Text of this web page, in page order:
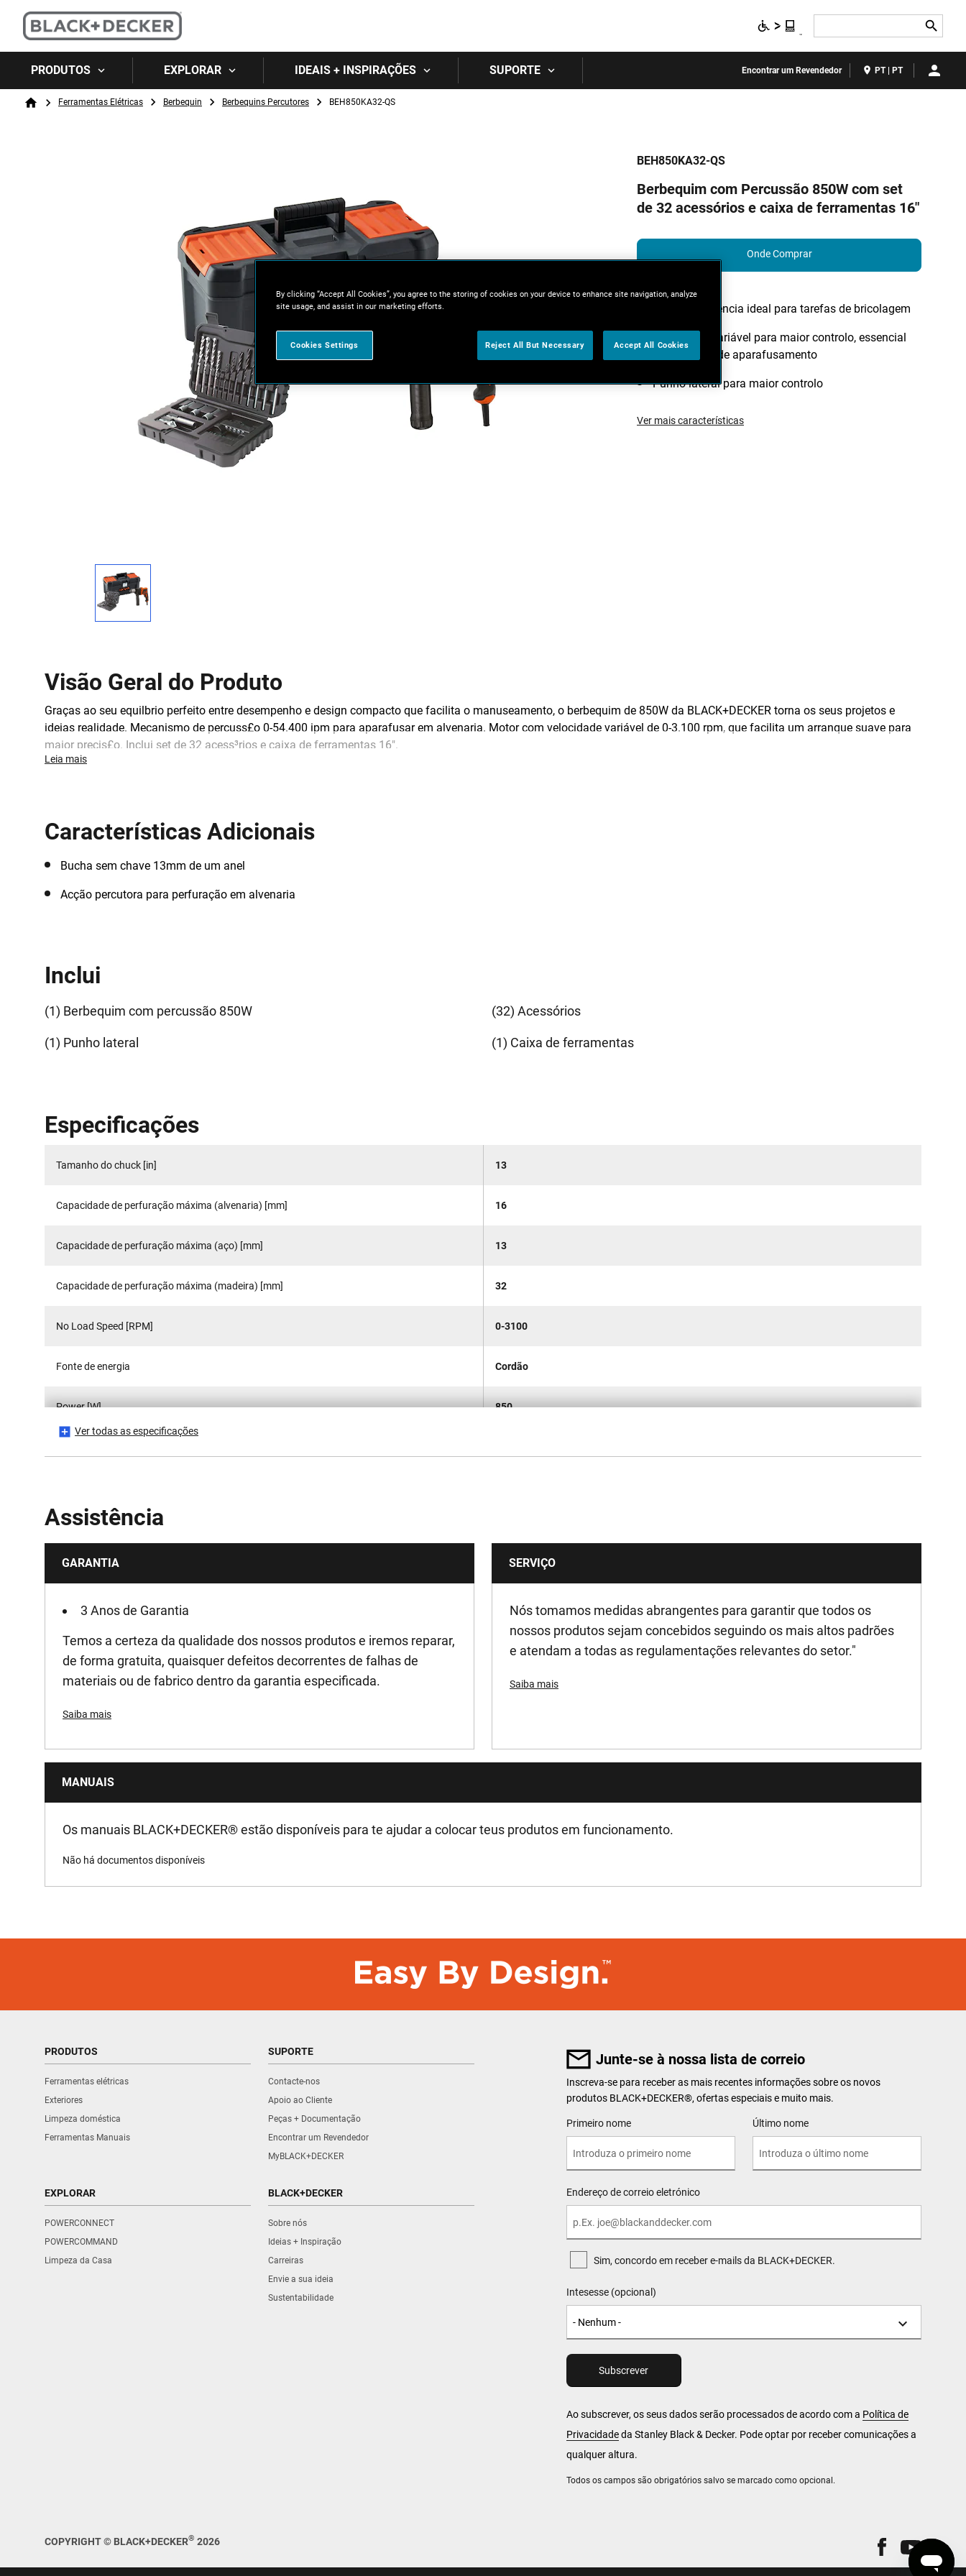
PRODUTOS EXPLORAR IDEAIS + INSPIRAÇÕES SUPORTE Encontrar um Revendedor PT | PT
Breadcrumb
HomeFerramentas Elétricas Berbequin Berbequins Percutores BEH850KA32-QS
BEH850KA32-QS
Berbequim com Percussão 850W com set
de 32 acessórios e caixa de ferramentas 16"
Onde Comprar
850W de potência ideal para tarefas de bricolagem
Velocidade variável para maior controlo, essencial
para tarefas de aparafusamento
Punho lateral para maior controlo
Ver mais características
Visão Geral do Produto
Graças ao seu equil­brio perfeito entre desempenho e design compacto que facilita o manuseamento, o berbequim de 850W da BLACK+DECKER torna os seus projetos e
ideias realidade. Mecanismo de percuss£o 0-54.400 ipm para aparafusar em alvenaria. Motor com velocidade variável de 0-3.100 rpm, que facilita um arranque suave para
maior precis£o. Inclui set de 32 acess³rios e caixa de ferramentas 16".
Leia mais
Características Adicionais
Bucha sem chave 13mm de um anel
Acção percutora para perfuração em alvenaria
Inclui
(1) Berbequim com percussão 850W
(1) Punho lateral
(32) Acessórios
(1) Caixa de ferramentas
Especificações
Tamanho do chuck [in] 13
Capacidade de perfuração máxima (alvenaria) [mm] 16
Capacidade de perfuração máxima (aço) [mm] 13
Capacidade de perfuração máxima (madeira) [mm] 32
No Load Speed [RPM] 0-3100
Fonte de energia Cordão
Power [W] 850
Ver todas as especificações
Assistência
GARANTIA
3 Anos de Garantia
Temos a certeza da qualidade dos nossos produtos e iremos reparar,
de forma gratuita, quaisquer defeitos decorrentes de falhas de
materiais ou de fabrico dentro da garantia especificada.
Saiba mais
SERVIÇO
Nós tomamos medidas abrangentes para garantir que todos os
nossos produtos sejam concebidos seguindo os mais altos padrões
e atendam a todas as regulamentações relevantes do setor."
Saiba mais
MANUAIS
Os manuais BLACK+DECKER®estão disponíveis para te ajudar a colocar teus produtos em funcionamento.
Não há documentos disponíveis
PRODUTOS
Ferramentas elétricas
Exteriores
Limpeza doméstica
Ferramentas Manuais
SUPORTE
Contacte-nos
Apoio ao Cliente
Peças + Documentação
Encontrar um Revendedor
MyBLACK+DECKER
EXPLORAR
POWERCONNECT
POWERCOMMAND
Limpeza da Casa
BLACK+DECKER
Sobre nós
Ideias + Inspiração
Carreiras
Envie a sua ideia
Sustentabilidade
Junte-se à nossa lista de correio
Todos os campos são obrigatórios salvo se marcado como opcional.
Inscreva-se para receber as mais recentes informações sobre os novos
produtos BLACK+DECKER®, ofertas especiais e muito mais.
User Details
Primeiro nome Último nome
Endereço de correio eletrónico
Sim, concordo em receber e-mails da BLACK+DECKER.
Intesesse (opcional)
Ao subscrever, os seus dados serão processados de acordo com a Política de
Privacidadeda Stanley Black & Decker. Pode optar por receber comunicações a
qualquer altura.
COPYRIGHT © BLACK+DECKER® 2026
By clicking “Accept All Cookies”, you agree to the storing of cookies on your device to enhance site navigation, analyze
site usage, and assist in our marketing efforts.
Cookies Settings Reject All But Necessary Accept All Cookies